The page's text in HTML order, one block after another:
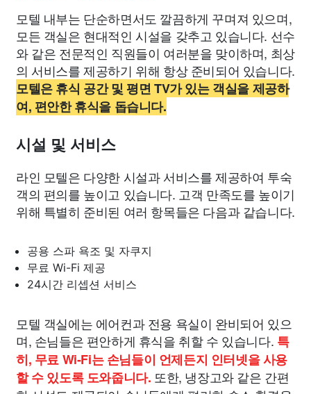
모텔 내부는 단순하면서도 깔끔하게 꾸며져 있으며,
모든 객실은 현대적인 시설을 갖추고 있습니다. 선수
와 같은 전문적인 직원들이 여러분을 맞이하며, 최상
의 서비스를 제공하기 위해 항상 준비되어 있습니다.
모텔은 휴식 공간 및 평면 TV가 있는 객실을 제공하
여, 편안한 휴식을 돕습니다.
시설 및 서비스
라인 모텔은 다양한 시설과 서비스를 제공하여 투숙
객의 편의를 높이고 있습니다. 고객 만족도를 높이기
위해 특별히 준비된 여러 항목들은 다음과 같습니다.
공용 스파 욕조 및 자쿠지
무료 Wi-Fi 제공
24시간 리셉션 서비스
모텔 객실에는 에어컨과 전용 욕실이 완비되어 있으
며, 손님들은 편안하게 휴식을 취할 수 있습니다. 특
히, 무료 Wi-Fi는 손님들이 언제든지 인터넷을 사용
할 수 있도록 도와줍니다. 또한, 냉장고와 같은 간편